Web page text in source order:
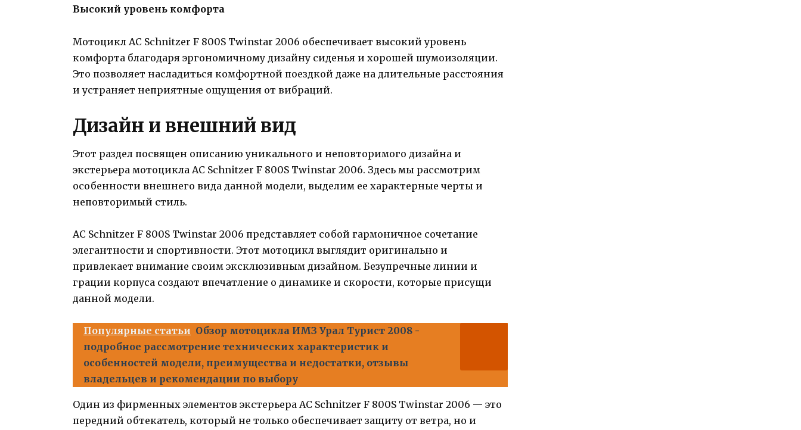
Высокий уровень комфорта
Мотоцикл AC Schnitzer F 800S Twinstar 2006 обеспечивает высокий уровень
комфорта благодаря эргономичному дизайну сиденья и хорошей шумоизоляции.
Это позволяет насладиться комфортной поездкой даже на длительные расстояния
и устраняет неприятные ощущения от вибраций.
Дизайн и внешний вид
Этот раздел посвящен описанию уникального и неповторимого дизайна и
экстерьера мотоцикла AC Schnitzer F 800S Twinstar 2006. Здесь мы рассмотрим
особенности внешнего вида данной модели, выделим ее характерные черты и
неповторимый стиль.
AC Schnitzer F 800S Twinstar 2006 представляет собой гармоничное сочетание
элегантности и спортивности. Этот мотоцикл выглядит оригинально и
привлекает внимание своим эксклюзивным дизайном. Безупречные линии и
грации корпуса создают впечатление о динамике и скорости, которые присущи
данной модели.
Популярные статьи Обзор мотоцикла ИМЗ Урал Турист 2008 -
подробное рассмотрение технических характеристик и
особенностей модели, преимущества и недостатки, отзывы
владельцев и рекомендации по выбору
Один из фирменных элементов экстерьера AC Schnitzer F 800S Twinstar 2006 — это
передний обтекатель, который не только обеспечивает защиту от ветра, но и